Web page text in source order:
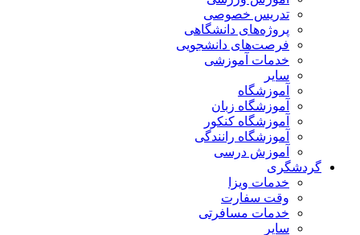
تدریس خصوصی
پروژه‌های دانشگاهی
فرصت‌های دانشجویی
خدمات آموزشی
سایر
آموزشگاه
آموزشگاه زبان
آموزشگاه کنکور
آموزشگاه رانندگی
آموزش درسی
گردشگری
خدمات ویزا
وقت سفارت
خدمات مسافرتی
سایر